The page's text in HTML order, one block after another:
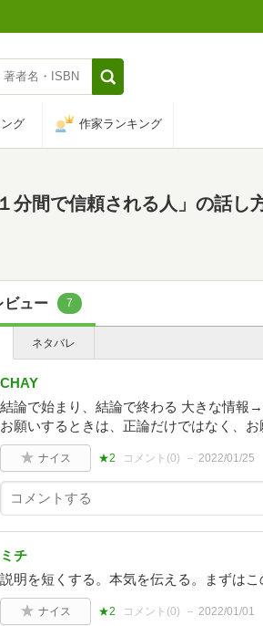
グ 作家ランキング
間で信頼される人」の話し
ビュー 7
ネタバレ
CHAY
結論で始まり、結論で終わる 大きな情報
お願いするときは、正論だけではなく、
ナイス ★2 コメント(0) 2022/01/25
ミチ
説明を短くする。本気を伝える。まずは
ナイス ★2 コメント(0) 2022/01/01